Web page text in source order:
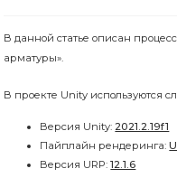
В данной статье описан
арматуры».
В проекте Unity используются
Версия Unity:2021.2.19f1
Пайплайн рендеринга:
Версия URP:12.1.6